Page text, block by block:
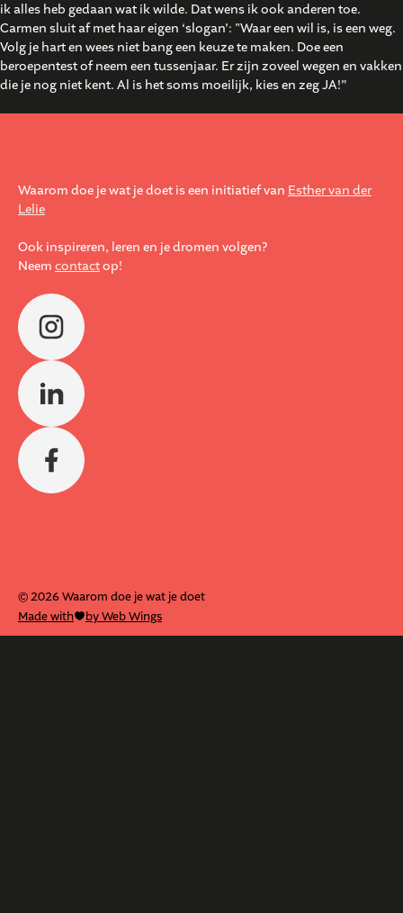
ik alles heb gedaan wat ik wilde. Dat wens ik ook anderen toe.
Carmen sluit af met haar eigen ‘slogan’: "Waar een wil is, is een weg.
Volg je hart en wees niet bang een keuze te maken. Doe een
beroepentest of neem een tussenjaar. Er zijn zoveel wegen en vakken
die je nog niet kent. Al is het soms moeilijk, kies en zeg JA!”
Waarom doe je wat je doet is een initiatief van Esther van der
Lelie
Ook inspireren, leren en je dromen volgen?
Neem contactop!
© 2026 Waarom doe je wat je doet
Made with
by Web Wings